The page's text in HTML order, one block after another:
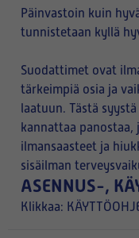
Päinvastoin kuin
tunnistetaan kyllä
Suodattimet ovat
tärkeimpiä osia ja
laatuun. Tästä
kannattaa
ilmansaasteet ja
sisäilman
ASENNUS-,
Klikkaa: